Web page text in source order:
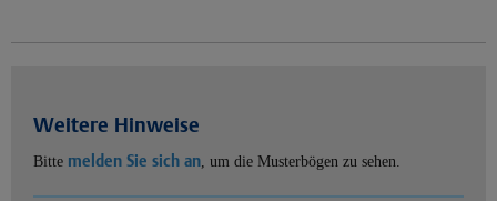
Weitere Hinweise
Bitte melden Sie sich an, um die Musterbögen zu sehen.